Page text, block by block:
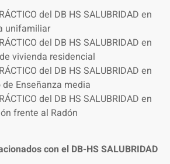
del DB HS SALUBRIDAD en
unifamiliar
del DB HS SALUBRIDAD en
vivienda residencial
del DB HS SALUBRIDAD en
Enseñanza media
del DB HS SALUBRIDAD en
frente al Radón
con el DB-HS SALUBRIDAD